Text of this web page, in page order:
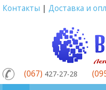
Контакты | Доставка и
(067) 427-27-28